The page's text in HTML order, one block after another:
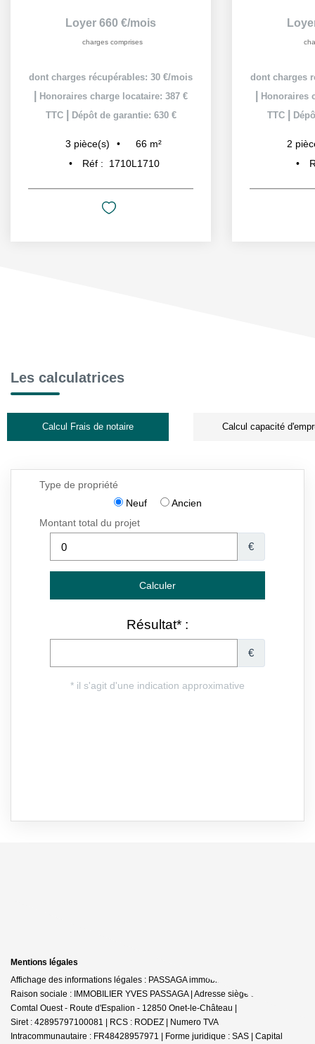
Loyer 660 €/mois
charges comprises
dont charges récupérables: 30 €/mois
Honoraires charge locataire: 387 €
TTC
Dépôt de garantie: 630 €
3 pièce(s) 66 m²
Réf :
1710L1710
dont charges
Honoraires
TTC
2
Les calculatrices
Calcul Frais de notaire Calcul capacité
Mentions légales
Affichage des informations légales : PASSAGA immobilier - Onet-le-Château |
Raison sociale : IMMOBILIER YVES PASSAGA | Adresse siège social : Le
Comtal Ouest - Route d'Espalion - 12850 Onet-le-Château |
Siret : 42895797100081 | RCS : RODEZ | Numero TVA
Intracommunautaire : FR48428957971 | Forme juridique : SAS | Capital